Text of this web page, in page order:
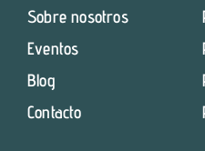
Sobre nosotros
Eventos
Blog
Contacto